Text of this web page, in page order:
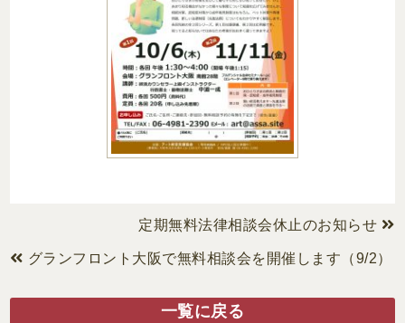
定期無料法律相談会休止のお知らせ
グランフロント大阪で無料相談会を開催します（9/2）
一覧に戻る